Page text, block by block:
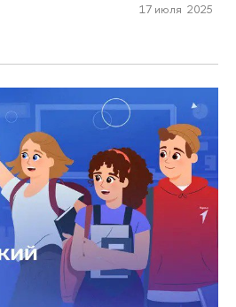
17 июля 2025